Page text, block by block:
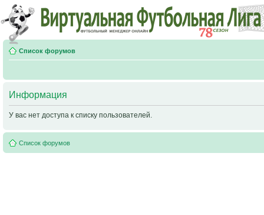
Список форумов
Информация
У вас нет доступа к списку пользователей.
Список форумов